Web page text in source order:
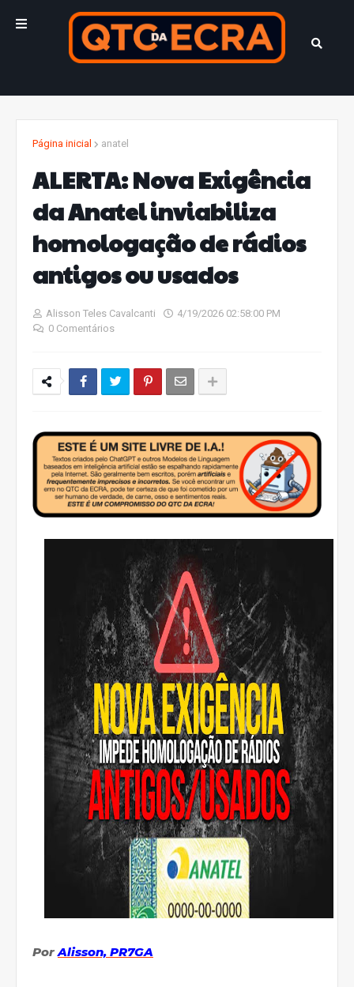
Página inicial anatel
ALERTA: Nova Exigência
da Anatel inviabiliza
homologação de rádios
antigos ou usados
Alisson Teles Cavalcanti
4/19/2026 02:58:00 PM
0 Comentários
PorAlisson, PR7GA